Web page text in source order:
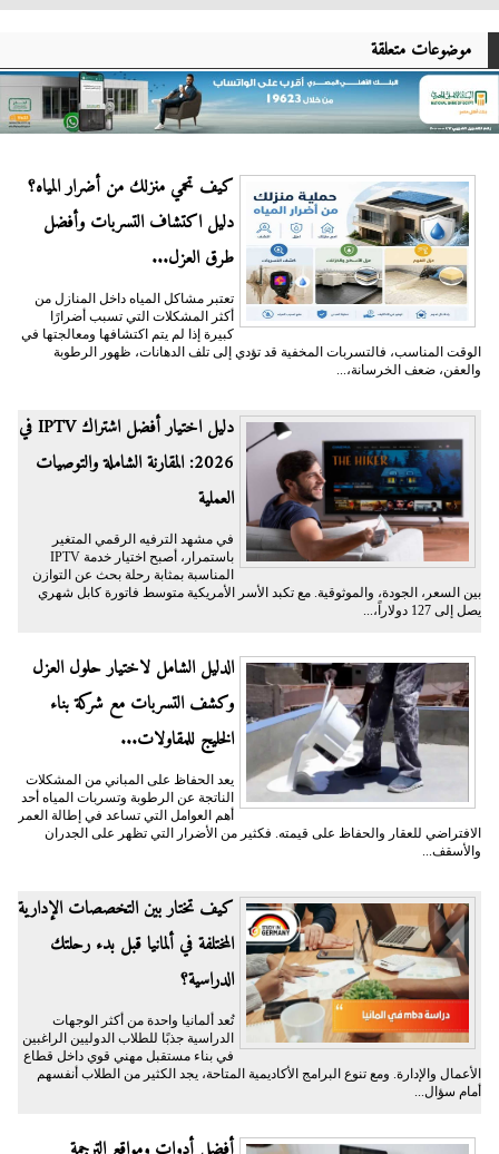
موضوعات متعلقة
كيف تحمي منزلك من أضرار المياه؟
دليل اكتشاف التسربات وأفضل
طرق العزل...
تعتبر مشاكل المياه داخل المنازل من
أكثر المشكلات التي تسبب أضرارًا
كبيرة إذا لم يتم اكتشافها ومعالجتها في
الوقت المناسب، فالتسربات المخفية قد تؤدي إلى تلف الدهانات، ظهور الرطوبة
والعفن، ضعف الخرسانة،...
دليل اختيار أفضل اشتراك IPTV في
2026: المقارنة الشاملة والتوصيات
العملية
في مشهد الترفيه الرقمي المتغير
باستمرار، أصبح اختيار خدمة IPTV
المناسبة بمثابة رحلة بحث عن التوازن
بين السعر، الجودة، والموثوقية. مع تكبد الأسر الأمريكية متوسط فاتورة كابل شهري
يصل إلى 127 دولاراً،...
الدليل الشامل لاختيار حلول العزل
وكشف التسربات مع شركة بناء
الخليج للمقاولات...
يعد الحفاظ على المباني من المشكلات
الناتجة عن الرطوبة وتسربات المياه أحد
أهم العوامل التي تساعد في إطالة العمر
الافتراضي للعقار والحفاظ على قيمته. فكثير من الأضرار التي تظهر على الجدران
والأسقف...
كيف تختار بين التخصصات الإدارية
المختلفة في ألمانيا قبل بدء رحلتك
الدراسية؟
تُعد ألمانيا واحدة من أكثر الوجهات
الدراسية جذبًا للطلاب الدوليين الراغبين
في بناء مستقبل مهني قوي داخل قطاع
الأعمال والإدارة. ومع تنوع البرامج الأكاديمية المتاحة، يجد الكثير من الطلاب أنفسهم
أمام سؤال...